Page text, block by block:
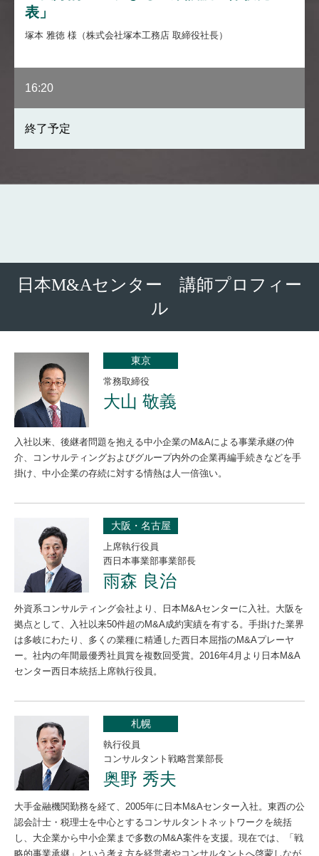
表」
塚本 雅徳 様（株式会社塚本工務店 取締役社⻑）
16:20
終了予定
日本M&Aセンター 講師プロフィー
ル
東京
常務取締役
大山 敬義
入社以来、後継者問題を抱える中小企業のM&Aによる事業承継の仲
介、コンサルティングおよびグループ内外の企業再編手続きなどを手
掛け、中小企業の存続に対する情熱は人一倍強い。
大阪・名古屋
上席執行役員
西日本事業部事業部長
雨森 良治
外資系コンサルティング会社より、日本M&Aセンターに入社。大阪を
拠点として、入社以来50件超のM&A成約実績を有する。手掛けた業界
は多岐にわたり、多くの業種に精通した西日本屈指のM&Aプレーヤ
ー。社内の年間最優秀社員賞を複数回受賞。2016年4月より日本M&A
センター西日本統括上席執行役員。
札幌
執行役員
コンサルタント戦略営業部長
奥野 秀夫
大手金融機関勤務を経て、2005年に日本M&Aセンター入社。東西の公
認会計士・税理士を中心とするコンサルタントネットワークを統括
し、大企業から中小企業まで多数のM&A案件を支援。現在では、「戦
略的事業承継」という考え方を経営者やコンサルタントへ啓蒙しなが